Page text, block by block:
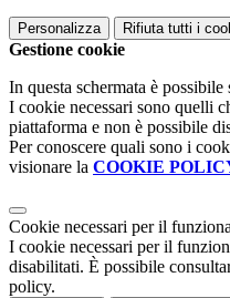
Personalizza Rifiuta tutti i
Gestione cookie
In questa schermata è
I cookie necessari sono quelli
piattaforma e non è possibile
Per conoscere quali sono i
visionare la COOKIE
Cookie necessari per il
I cookie necessari per il
disabilitati. È possibile
policy.